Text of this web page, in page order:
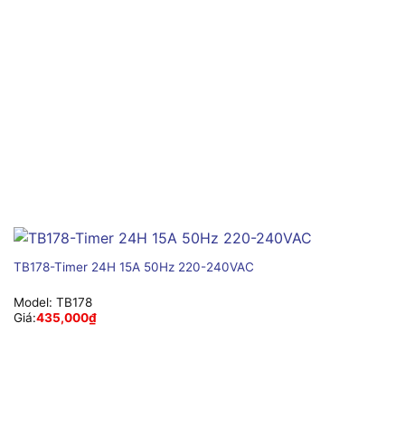
TB178-Timer 24H 15A 50Hz 220-240VAC
Model: TB178
Giá:435,000₫